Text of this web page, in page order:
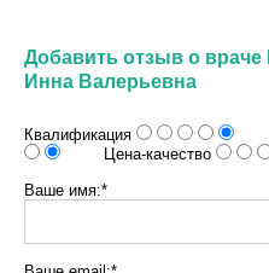
Добавить отзыв о
Инна Валерьевна
Квалификация
Цена-качество
Ваше имя:*